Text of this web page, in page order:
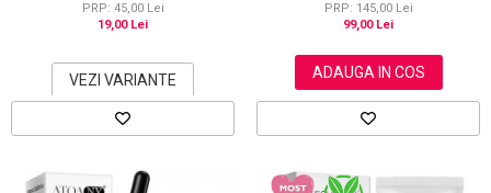
PRP: 45,00 Lei
19,00 Lei
VEZI VARIANTE
PRP: 145,00 Lei
99,00 Lei
ADAUGA IN COS